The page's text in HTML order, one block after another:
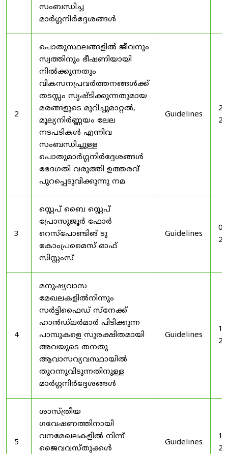
സംബന്ധിച്ച
മാർഗ്ഗനിർദ്ദേശങ്ങൾ
2
പൊതുസ്ഥലങ്ങളിൽ ജീവനും
സ്വത്തിനും ഭീഷണിയായി
നിൽക്കുന്നതും
വികസനപ്രവർത്തനങ്ങൾക്ക്
തടസ്സം സൃഷ്ടിക്കുന്നതുമായ
മരങ്ങളുടെ മുറിച്ചുമാറ്റൽ,
മൂല്യനിർണ്ണയം ലേല
നടപടികൾ എന്നിവ
സംബന്ധിച്ചുള്ള
പൊതുമാർഗ്ഗനിർദ്ദേശങ്ങൾ
ഭേദഗതി വരുത്തി ഉത്തരവ്
പുറപ്പെടുവിക്കുന്നു നമ
Guidelines
3
സ്റ്റെപ് ബൈ സ്റ്റെപ്
പ്രോസുജൂർ ഫോർ
റെസ്‌പോണ്ടിങ് ടു
കോംപ്രമൈസ് ഓഫ്
സിസ്റ്റംസ്
Guidelines
4
മനുഷ്യവാസ
മേഖലകളിൽനിന്നും
സർട്ടിഫൈഡ് സ്നേക്ക്
ഹാൻഡ്‌ലർമാർ പിടിക്കുന്ന
പാമ്പുകളെ സുരക്ഷിതമായി
അവയുടെ തനതു
ആവാസവ്യവസ്ഥായിൽ
തുറന്നുവിടുന്നതിനുള്ള
മാർഗ്ഗനിർദ്ദേശങ്ങൾ
Guidelines
5
ശാസ്ത്രീയ
ഗവേഷണത്തിനായി
വനമേഖലകളിൽ നിന്ന്
ജൈവവസ്തുക്കൾ
Guidelines